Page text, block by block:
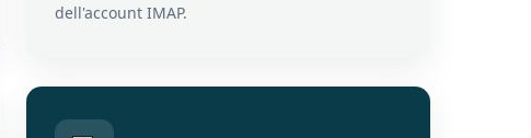
dell'account IMAP.